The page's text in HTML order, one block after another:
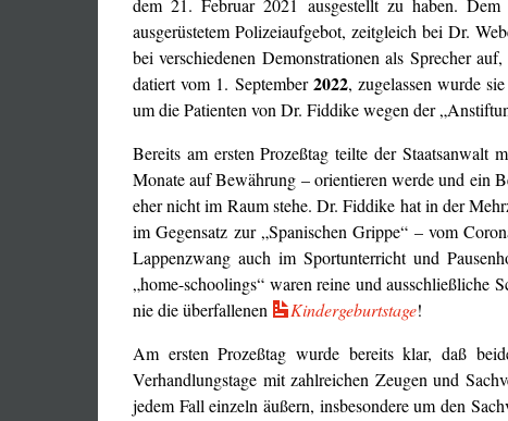
dem 21. Februar 2021 ausgestellt zu haben. Dem
ausgerüstetem Polizeiaufgebot, zeitgleich bei Dr.
bei verschiedenen Demonstrationen als Sprecher
datiert vom 1. September2022, zugelassen wurde
um die Patienten von Dr. Fiddike wegen der
Bereits am ersten Prozeßtag teilte der
Monate auf Bewährung – orientieren werde und ein
eher nicht im Raum stehe. Dr. Fiddike hat in der
im Gegensatz zur „Spanischen Grippe“ – vom
Lappenzwang auch im Sportunterricht und
„home-schoolings“ waren reine und ausschließliche
nie die überfallenen
Kindergeburtstage!
Am ersten Prozeßtag wurde bereits klar, daß
Verhandlungstage mit zahlreichen Zeugen und
jedem Fall einzeln äußern, insbesondere um den